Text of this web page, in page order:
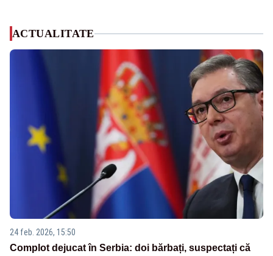
ACTUALITATE
24 feb. 2026, 15:50
Complot dejucat în Serbia: doi bărbați, suspectați că